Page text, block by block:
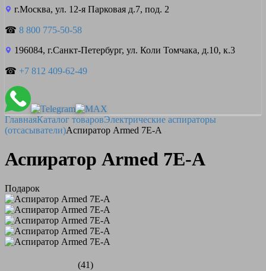
г.Москва, ул. 12-я Парковая д.7, под. 2
☎ 8 800 775-50-58
196084, г.Санкт-Петербург, ул. Коли Томчака, д.10, к.3
☎ +7 812 409-62-49
ГлавнаяКаталог товаровЭлектрические аспираторы
(отсасыватели)Аспиратор Armed 7E-A
Аспиратор Armed 7E-A
Подарок
(41)